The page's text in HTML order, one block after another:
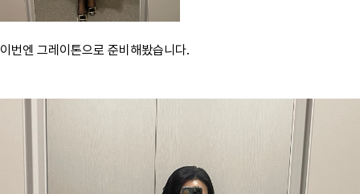
이번엔 그레이톤으로 준비해봤습니다.